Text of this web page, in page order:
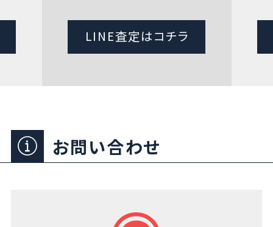
LINE査定はコチラ
お問い合わせ